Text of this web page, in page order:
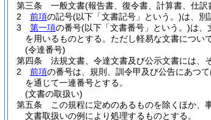
第三条
一般文書(報告書、復令書、計算書、仕
2
前項の記号(以下「文書記号」という。)は、別
3
第一項の番号(以下「文書番号」という。)は、
を用いるものとする。 ただし軽易な文書につい
(令達番号)
第四条
法規文書、令達文書及び公示文書には、
2
前項の番号は、規則、訓令甲及び公告にあつ
を通じて一連番号とする。
(文書の取扱い)
第五条
この規程に定めのあるものを除くほか、
文書取扱いの例により処理するものとする。